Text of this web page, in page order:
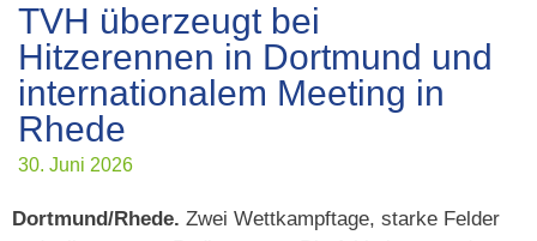
TVH überzeugt bei
Hitzerennen in Dortmund und
internationalem Meeting in
Rhede
30. Juni 2026
Dortmund/Rhede. Zwei Wettkampftage, starke Felder